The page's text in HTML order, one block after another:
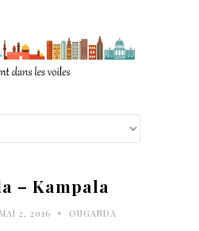
– Kampala
2, 2016 • OUGANDA